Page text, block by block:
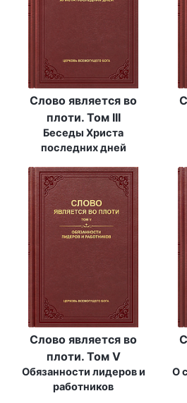
Слово является во
плоти. Том III
Беседы Христа
последних дней
Слово является во
плоти. Том V
Обязанности лидеров и
работников
О